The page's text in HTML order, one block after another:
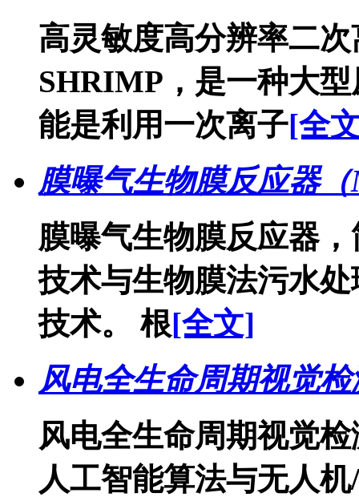
高灵敏度高分辨率二
SHRIMP，是一种大
能是利用一次离子[全
膜曝气生物膜反应器
膜曝气生物膜反应器
技术与生物膜法污水
技术。 根[全文]
风电全生命周期视觉
风电全生命周期视觉
人工智能算法与无人